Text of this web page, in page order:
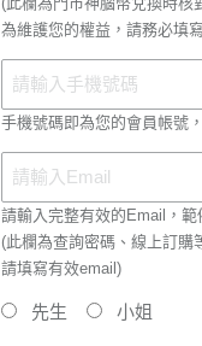
為維護您的權益，請務必填
手機號碼即為您的會員帳號
請輸入完整有效的Email，
(此欄為查詢密碼、線上訂購
請填寫有效email)
先生 小姐